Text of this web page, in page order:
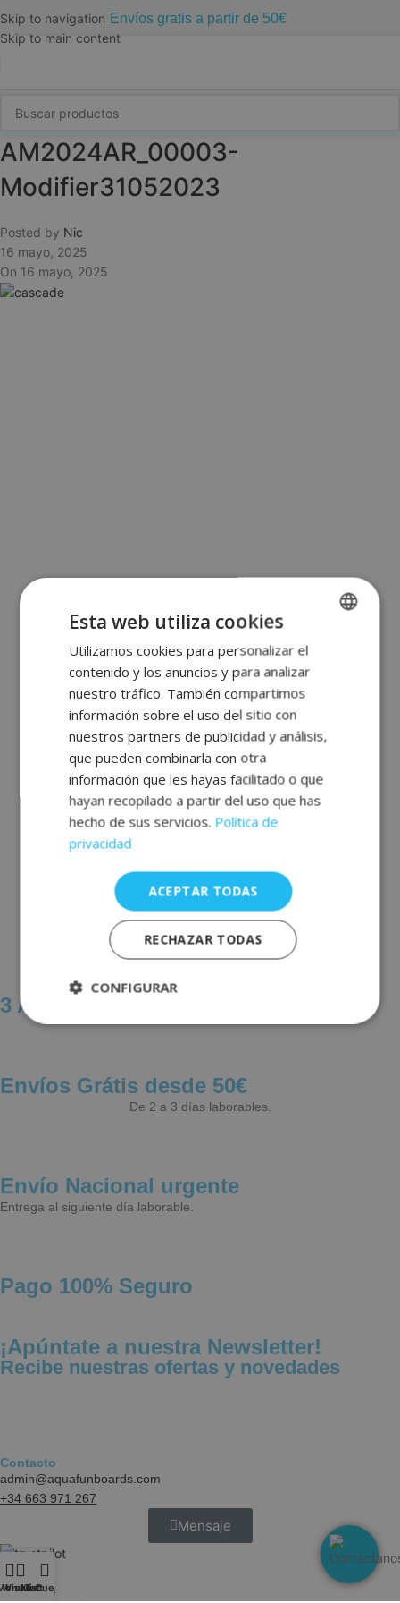
Skip to navigation
Skip to main content
Envíos gratis a partir de 50€
AM2024AR_00003-
Modifier31052023
Posted by Nic
16 mayo, 2025
On 16 mayo, 2025
3 Años de Garantía
Envíos Grátis desde 50€
De 2 a 3 días laborables.
Envío Nacional urgente
Entrega al siguiente día laborable.
Pago 100% Seguro
¡Apúntate a nuestra Newsletter!
Recibe nuestras ofertas y novedades
Contacto
admin@aquafunboards.com
+34 663 971 267
Mensaje
Servicios
Wishlist
Cart
Mi Cuenta
SPANISH
ENGLISH
GERMAN
Esta web utiliza cookies
Utilizamos cookies para personalizar el
contenido y los anuncios y para analizar
nuestro tráfico. También compartimos
información sobre el uso del sitio con
nuestros partners de publicidad y análisis,
que pueden combinarla con otra
información que les hayas facilitado o que
hayan recopilado a partir del uso que has
hecho de sus servicios. Política de
privacidad
ACEPTAR TODAS
RECHAZAR TODAS
CONFIGURAR
Estrictamente
Rendimiento
Publicidad Funcionalidad
Las cookies estrictamente necesarias permiten
funcionar correctamente sin ellas.
NAME
PROVIDER /